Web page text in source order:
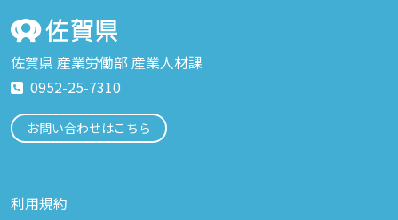
佐賀県 産業労働部 産業人材課
0952-25-7310
お問い合わせはこちら
利用規約